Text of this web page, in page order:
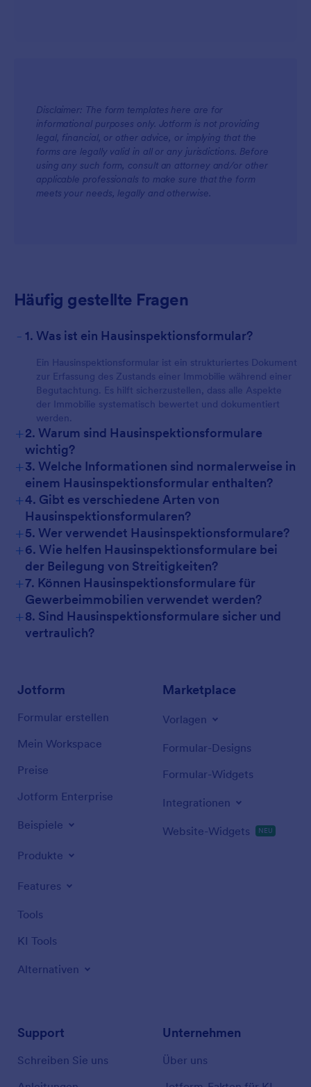
Disclaimer: The form templates here are for
informational purposes only. Jotform is not providing
legal, financial, or other advice, or implying that the
forms are legally valid in all or any jurisdictions. Before
using any such form, consult an attorney and/or other
applicable professionals to make sure that the form
meets your needs, legally and otherwise.
Häufig gestellte Fragen
- 1. Was ist ein Hausinspektionsformular?
Ein Hausinspektionsformular ist ein strukturiertes Dokument
zur Erfassung des Zustands einer Immobilie während einer
Begutachtung. Es hilft sicherzustellen, dass alle Aspekte
der Immobilie systematisch bewertet und dokumentiert
werden.
+2. Warum sind Hausinspektionsformulare
wichtig?
+3. Welche Informationen sind normalerweise in
einem Hausinspektionsformular enthalten?
+4. Gibt es verschiedene Arten von
Hausinspektionsformularen?
+5. Wer verwendet Hausinspektionsformulare?
+6. Wie helfen Hausinspektionsformulare bei
der Beilegung von Streitigkeiten?
+7. Können Hausinspektionsformulare für
Gewerbeimmobilien verwendet werden?
+8. Sind Hausinspektionsformulare sicher und
vertraulich?
Jotform
Formular erstellen
Mein Workspace
Preise
Jotform Enterprise
Beispiele
Produkte
Features
Tools
KI Tools
Alternativen
Marketplace
Vorlagen
Formular-Designs
Formular-Widgets
Integrationen
Website-Widgets NEU
Support
Schreiben Sie uns
Unternehmen
Über uns